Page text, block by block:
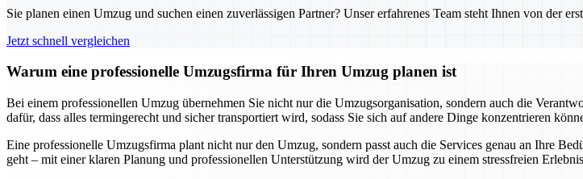
Sie planen einen Umzug und suchen einen zuverlässigen Partner? Unser erfahrenes Team steht Ihnen von der
Jetzt schnell vergleichen
Warum eine professionelle Umzugsfirma für Ihren Umzug planen ist
Bei einem professionellen Umzug übernehmen Sie nicht nur die Umzugsorganisation, sondern auch die
dafür, dass alles termingerecht und sicher transportiert wird, sodass Sie sich auf andere Dinge konzentrieren
Eine professionelle Umzugsfirma plant nicht nur den Umzug, sondern passt auch die Services genau an Ihre
geht – mit einer klaren Planung und professionellen Unterstützung wird der Umzug zu einem stressfreien